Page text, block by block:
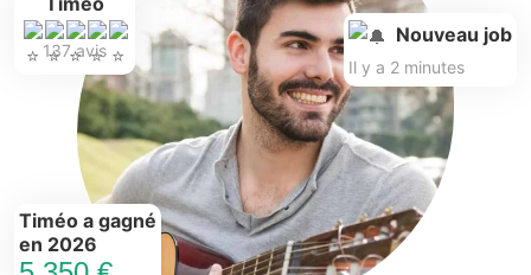
137 avis
Timéo a gagné
en 2026
Nouveau job
Il y a 2 minutes